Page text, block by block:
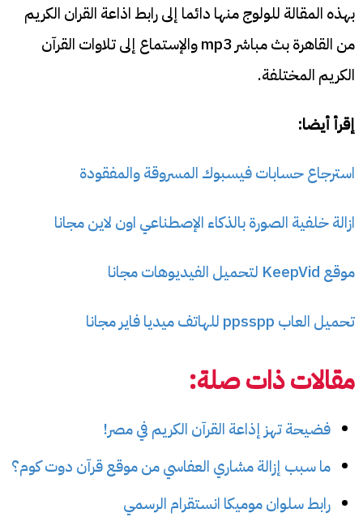
بهذه المقالة للولوج منها دائما إلى رابط اذاعة القران الكريم
من القاهرة بث مباشر mp3 والإستماع إلى تلاوات القرآن
الكريم المختلفة.
إقرأ أيضا:
استرجاع حسابات فيسبوك المسروقة والمفقودة
ازالة خلفية الصورة بالذكاء الإصطناعي اون لاين مجانا
موقع KeepVid لتحميل الفيديوهات مجانا
تحميل العاب ppsspp للهاتف ميديا فاير مجانا
مقالات ذات صلة:
فضيحة تهز إذاعة القرآن الكريم في مصر!
ما سبب إزالة مشاري العفاسي من موقع قرآن دوت كوم؟
رابط سلوان موميكا انستقرام الرسمي